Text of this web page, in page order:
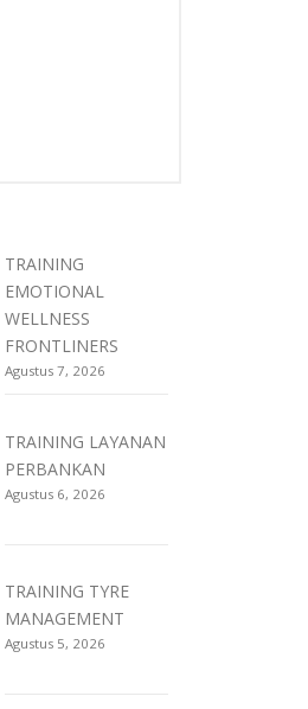
TRAINING
EMOTIONAL
WELLNESS
FRONTLINERS
Agustus 7, 2026
TRAINING LAYANAN
PERBANKAN
Agustus 6, 2026
TRAINING TYRE
MANAGEMENT
Agustus 5, 2026